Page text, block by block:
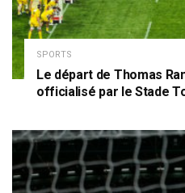
SPORTS
Le départ de Thomas
officialisé par le Stade